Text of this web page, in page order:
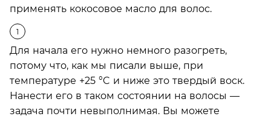
применять кокосовое масло для волос.
Для начала его нужно немного разогреть,
потому что, как мы писали выше, при
температуре +25 °C и ниже это твердый воск.
Нанести его в таком состоянии на волосы —
задача почти невыполнимая. Вы можете